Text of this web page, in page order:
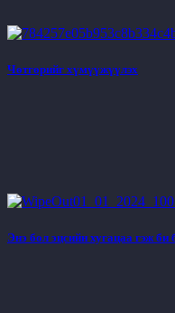
Чөтгөрийг хүмүүжүүлэх
Энэ бол эцсийн хугацаа гэж би